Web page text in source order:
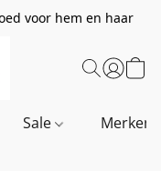
voor hem en haar
Sale Merken